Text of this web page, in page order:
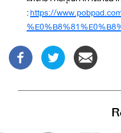
:https://